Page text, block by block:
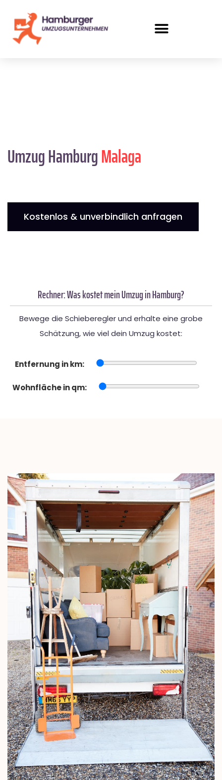
Umzug HamburgMalaga
Kostenlos & unverbindlich anfragen
Rechner: Was kostet mein Umzug in Hamburg?
Bewege die Schieberegler und erhalte eine grobe
Schätzung, wie viel dein Umzug kostet:
Entfernung in km:
Wohnfläche in qm: